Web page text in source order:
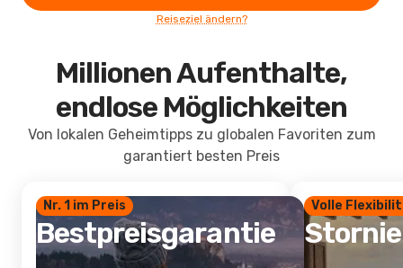
Reiseziel ändern?
Millionen Aufenthalte,
endlose Möglichkeiten
Von lokalen Geheimtipps zu globalen Favoriten zum
garantiert besten Preis
Nr. 1 im Preis
Bestpreisgarantie
Volle